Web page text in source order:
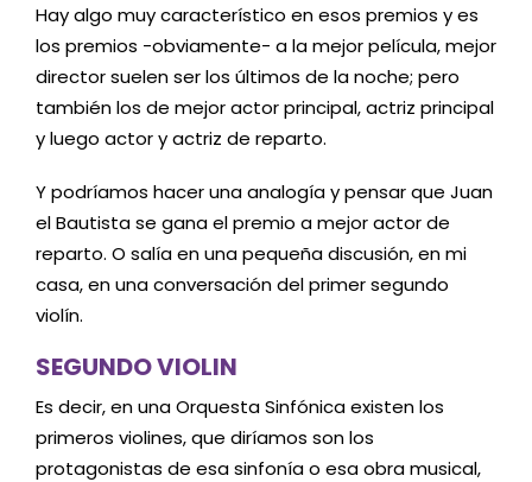
Hay algo muy característico en esos premios y es
los premios -obviamente- a la mejor película, mejor
director suelen ser los últimos de la noche; pero
también los de mejor actor principal, actriz principal
y luego actor y actriz de reparto.
Y podríamos hacer una analogía y pensar que Juan
el Bautista se gana el premio a mejor actor de
reparto. O salía en una pequeña discusión, en mi
casa, en una conversación del primer segundo
violín.
SEGUNDO VIOLIN
Es decir, en una Orquesta Sinfónica existen los
primeros violines, que diríamos son los
protagonistas de esa sinfonía o esa obra musical,